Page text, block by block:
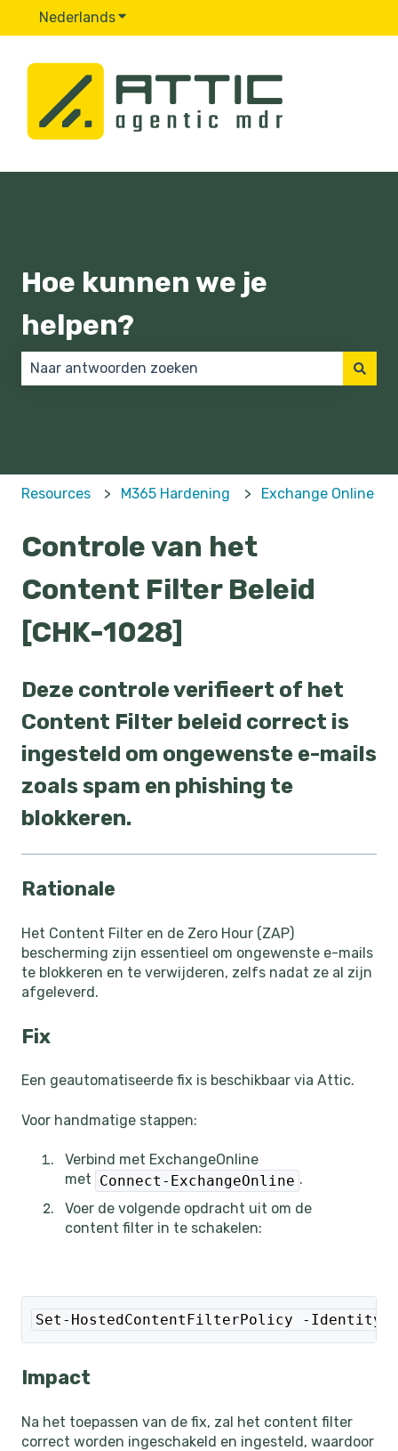
NederlandsSubmenu tonen voor vertalingen
Hoe kunnen we je
helpen?
Resources M365 Hardening Exchange Online
Controle van het
Content Filter Beleid
[CHK-1028]
Deze controle verifieert of het
Content Filter beleid correct is
ingesteld om ongewenste e-mails
zoals spam en phishing te
blokkeren.
Rationale
Het Content Filter en de Zero Hour (ZAP)
bescherming zijn essentieel om ongewenste e-mails
te blokkeren en te verwijderen, zelfs nadat ze al zijn
afgeleverd.
Fix
Een geautomatiseerde fix is beschikbaar via Attic.
Voor handmatige stappen:
Verbind met ExchangeOnline
met Connect-ExchangeOnline .
Voer de volgende opdracht uit om de
content filter in te schakelen:
Set-HostedContentFilterPolicy -Identity
Impact
Na het toepassen van de fix, zal het content filter
correct worden ingeschakeld en ingesteld, waardoor